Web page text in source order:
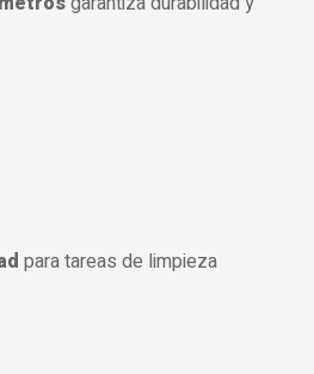
para tareas de limpieza